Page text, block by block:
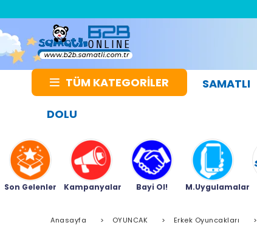
TÜM KATEGORİLER SAMATLI
DOLU
Son Gelenler Kampanyalar Bayi Ol! M.Uygulamalar
Anasayfa > OYUNCAK > Erkek Oyuncakları >